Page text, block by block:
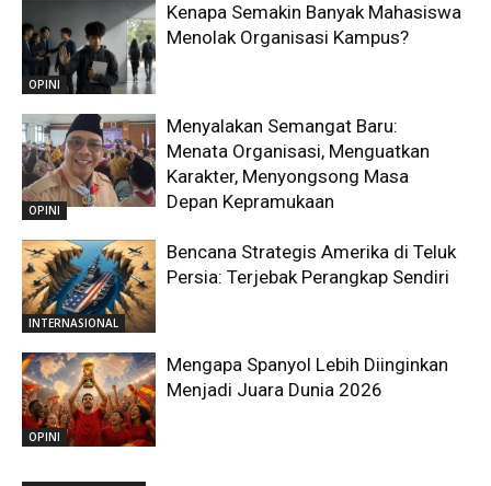
OPINI
Kenapa Semakin Banyak Mahasiswa
Menolak Organisasi Kampus?
OPINI
Menyalakan Semangat Baru:
Menata Organisasi, Menguatkan
Karakter, Menyongsong Masa
Depan Kepramukaan
INTERNASIONAL
Bencana Strategis Amerika di Teluk
Persia: Terjebak Perangkap Sendiri
OPINI
Mengapa Spanyol Lebih Diinginkan
Menjadi Juara Dunia 2026